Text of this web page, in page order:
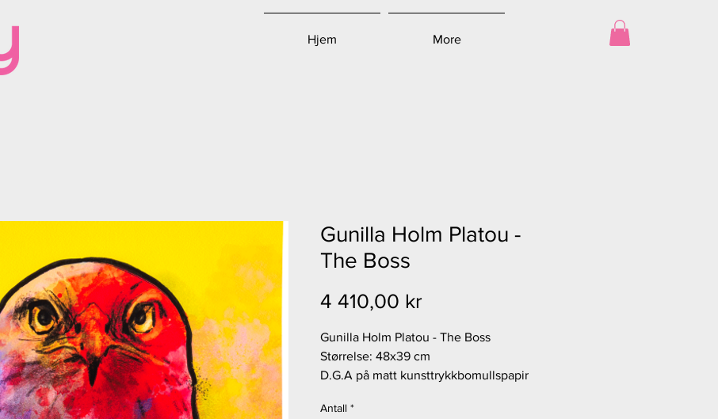
Hjem More
Gunilla Holm Platou -
The Boss
4 410,00 kr
Gunilla Holm Platou - The Boss
Størrelse: 48x39 cm
D.G.A på matt kunsttrykkbomullspapir
Antall *